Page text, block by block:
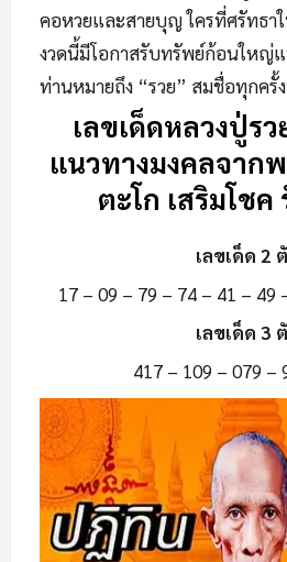
คอหวยและสายบุญ ใครที่ศรัทธาใ
งวดนี้มีโอกาสรับทรัพย์ก้อนใหญ่
ท่านหมายถึง “รวย” สมชื่อทุกครั้
เลขเด็ดหลวงปู่ร
แนวทางมงคลจาก
ตะโก เสริมโช
เลขเด็ด 2
17 – 09 – 79 – 74 – 41 – 49
เลขเด็ด 3
417 – 109 – 079 –